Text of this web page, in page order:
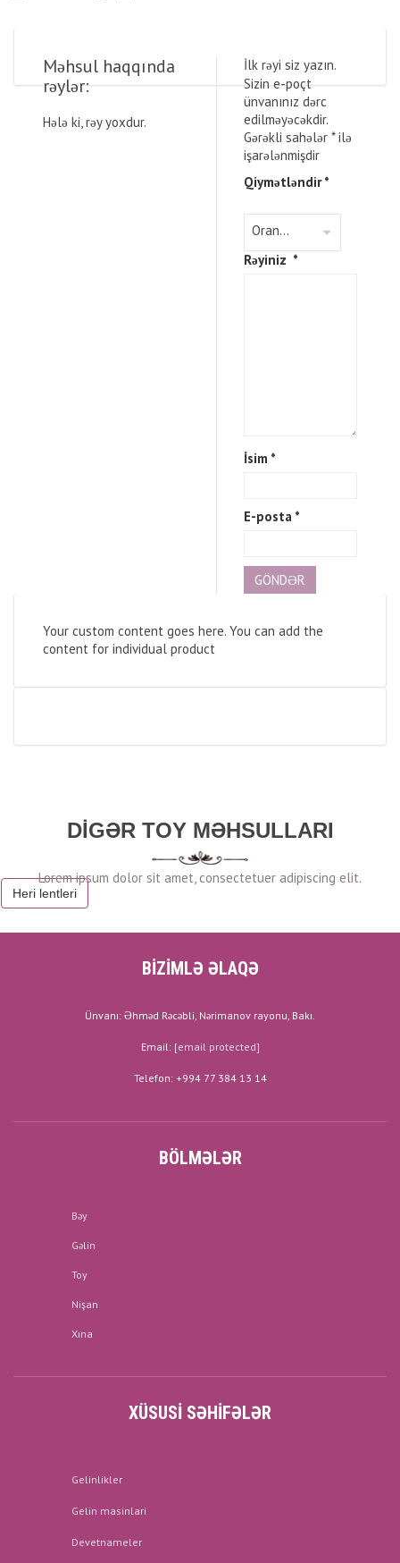
Məhsul haqqında
rəylər:
Hələ ki, rəy yoxdur.
İlk rəyi siz yazın.
Sizin e-poçt
ünvanınız dərc
edilməyəcəkdir.
Gərəkli sahələr *ilə
işarələnmişdir
Qiymətləndir*
Rəyiniz *
İsim *
E-posta *
Your custom content goes here. You can add the
content for individual product
DIGƏR TOY MƏHSULLARI
Heri lentleri
BİZİMLƏ ƏLAQƏ
Ünvanı: Əhməd Rəcəbli, Nərimanov rayonu, Bakı.
Email: [email protected]
Telefon: +994 77 384 13 14
BÖLMƏLƏR
Bəy
Gəlin
Toy
Nişan
Xına
XÜSUSI SƏHIFƏLƏR
Gelinlikler
Gelin masinlari
Devetnameler